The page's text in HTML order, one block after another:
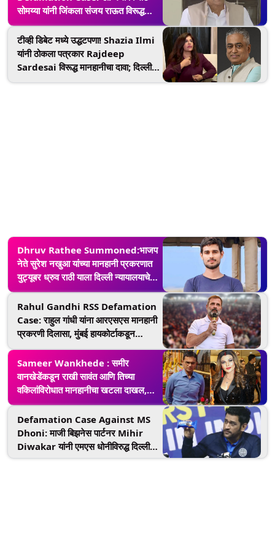
सोमय्या यांनी जिंकला संजय राऊत विरूद्ध
मानहानीचा दावा; कोर्टाकडून 15 दिवस कैद,
25 हजारांच्या दंडाची शिक्षा
टीव्ही डिबेट मध्ये उद्धटपणा! Shazia Ilmi
यांनी ठोकला पत्रकार Rajdeep
Sardesai विरूद्ध मानहानीचा दावा; दिल्ली
Dhruv Rathee Summoned:भाजप
नेते सुरेश नखुआ यांच्या मानहानी प्रकरणात
युट्यूबर ध्रुव राठी याला दिल्ली न्यायालयाचे
समन्स
Rahul Gandhi RSS Defamation
Case: राहुल गांधी यांना आरएसएस मानहानी
प्रकरणी दिलासा, मुंबई हायकोर्टाकडून
दंडाधिकाऱ्यांचा आदेश रद्द
Sameer Wankhede : समीर
वानखेडेंकडून राखी सावंत आणि तिच्या
वकिलांविरोधात मानहानीचा खटला दाखल,
काय आहे प्रकरण ?
Defamation Case Against MS
Dhoni: माजी बिझनेस पार्टनर Mihir
Diwakar यांनी एमएस धोनीविरुद्ध दिल्ली
उच्च न्यायालयात दाखल केला मानहानीचा